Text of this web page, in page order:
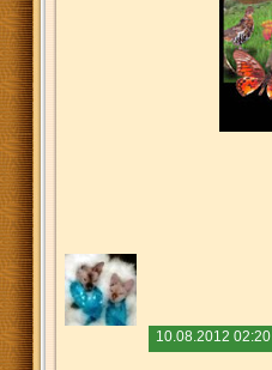
10.08.2012 02:20